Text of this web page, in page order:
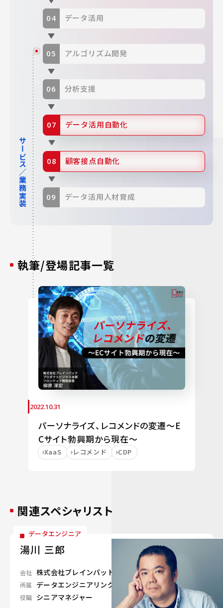
サービス／業務実装
データ活用
アルゴリズム開発
分析支援
データ活用自動化
顧客接点自動化
データ活用人材育成
執筆/登場記事一覧
2022.10.31
パーソナライズ、レコメンドの変遷～E
Cサイト勃興期から現在～
XaaS レコメンド CDP
関連スペシャリスト
データエンジニア
湯川 三郎
会社 株式会社ブレインパッド
所属 データエンジニアリングユニット
役職 シニアマネジャー